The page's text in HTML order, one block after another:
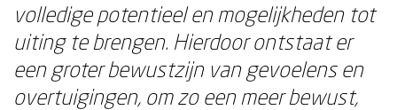
volledige potentieel en mogelijkheden tot
uiting te brengen. Hierdoor ontstaat er
een groter bewustzijn van gevoelens en
overtuigingen, om zo een meer bewust,